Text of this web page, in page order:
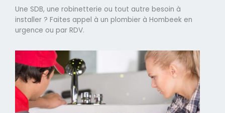
Une SDB, une robinetterie ou tout autre besoin à
installer ? Faites appel à un plombier à Hombeek en
urgence ou par RDV.